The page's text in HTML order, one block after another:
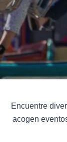
Encuentre
acogen